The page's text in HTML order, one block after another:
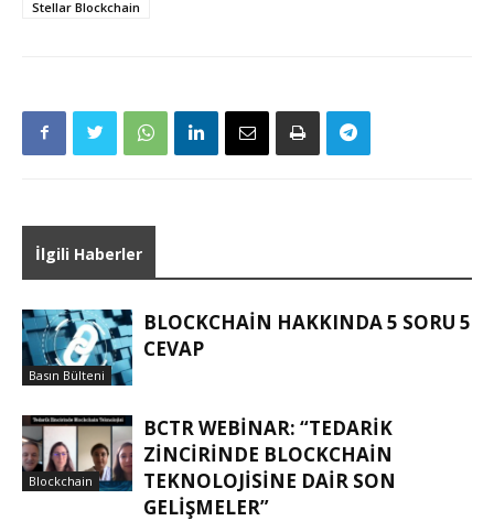
Stellar Blockchain
İlgili Haberler
Basın Bülteni
BLOCKCHAIN HAKKINDA 5 SORU 5
CEVAP
Blockchain
BCTR WEBINAR: “TEDARIK
ZINCIRINDE BLOCKCHAIN
TEKNOLOJISINE DAIR SON
GELIŞMELER”